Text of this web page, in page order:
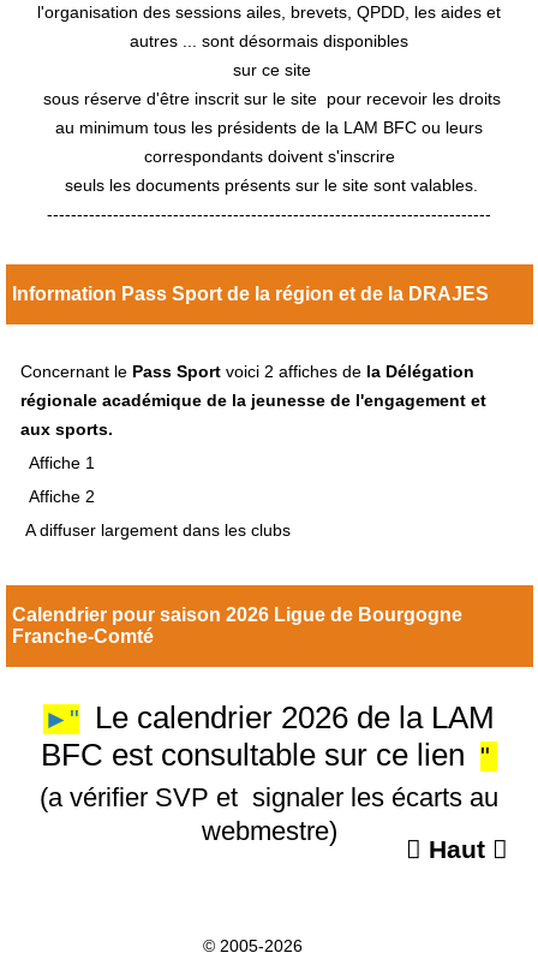
l'organisation des sessions ailes, brevets, QPDD, les aides et
autres ... sont désormais disponibles
sur ce site
sous réserve d'être inscrit sur le site pour recevoir les droits
au minimum tous les présidents de la LAM BFC ou leurs
correspondants doivent s'inscrire
seuls les documents présents sur le site sont valables.
--------------------------------------------------------------------------
Information Pass Sport de la région et de la DRAJES
Concernant lePass Sportvoici 2 affiches dela Délégation
régionale académique de la jeunesse de l'engagement et
aux sports.
Affiche 1
Affiche 2
A diffuser largement dans les clubs
Calendrier pour saison 2026 Ligue de Bourgogne
Franche-Comté
►"
Le calendrier 2026 de la LAM
BFC est consultable sur ce lien "
(a vérifier SVP et signaler les écarts au
webmestre)
 Haut 
© 2005-2026